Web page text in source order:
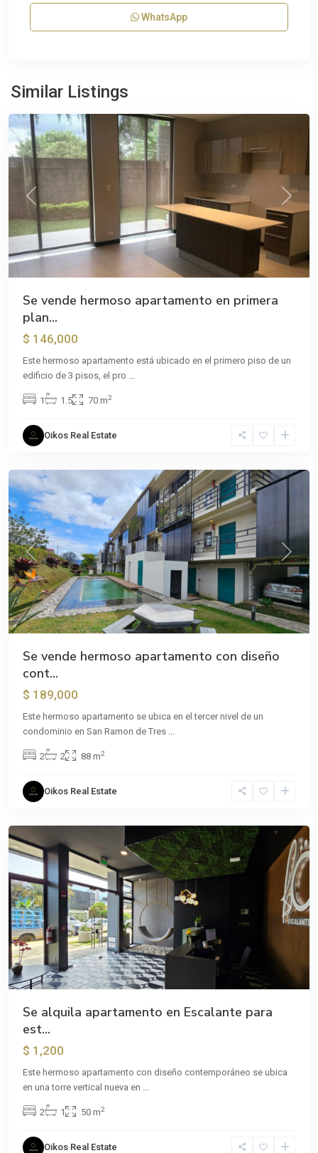
WhatsApp
Similar Listings
Curridabat
Previous Next
Se vende hermoso apartamento en primera
plan...
$ 146,000
Este hermoso apartamento está ubicado en el primero piso de un
edificio de 3 pisos, el pro
1 1.5 70 m2
Oikos Real Estate
Ramón
de
Tres
Previous Next
Se vende hermoso apartamento con diseño
cont...
$ 189,000
Este hermoso apartamento se ubica en el tercer nivel de un
condominio en San Ramon de Tres
2 2 88 m2
Oikos Real Estate
Previous Next
Se alquila apartamento en Escalante para
est...
$ 1,200
Este hermoso apartamento con diseño contemporáneo se ubica
en una torre vertical nueva en
2 1 50 m2
Oikos Real Estate